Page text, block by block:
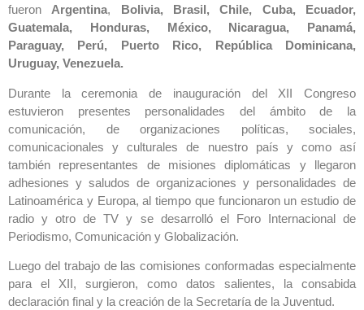
fueron Argentina, Bolivia, Brasil, Chile, Cuba, Ecuador,
Guatemala, Honduras, México, Nicaragua, Panamá,
Paraguay, Perú, Puerto Rico, República Dominicana,
Uruguay, Venezuela.
Durante la ceremonia de inauguración del XII Congreso
estuvieron presentes personalidades del ámbito de la
comunicación, de organizaciones políticas, sociales,
comunicacionales y culturales de nuestro país y como así
también representantes de misiones diplomáticas y llegaron
adhesiones y saludos de organizaciones y personalidades de
Latinoamérica y Europa, al tiempo que funcionaron un estudio de
radio y otro de TV y se desarrolló el Foro Internacional de
Periodismo, Comunicación y Globalización.
Luego del trabajo de las comisiones conformadas especialmente
para el XII, surgieron, como datos salientes, la consabida
declaración final y la creación de la Secretaría de la Juventud.